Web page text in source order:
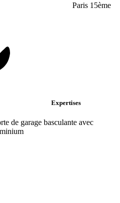
Paris 15ème
Expertises
de garage basculante avec